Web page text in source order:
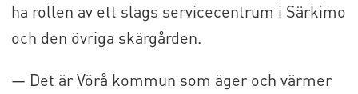
ha rollen av ett slags servicecentrum i Särkimo
och den övriga skärgården.
— Det är Vörå kommun som äger och värmer